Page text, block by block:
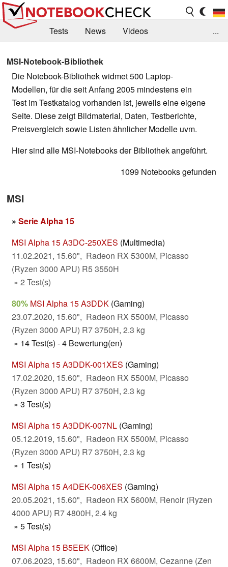
Tests News
Videos
Kaufberatung
Deals Suche
Jobs
Forum
...
MSI-Notebook-Bibliothek
Die Notebook-Bibliothek widmet 500 Laptop-
Modellen, für die seit Anfang 2005 mindestens ein
Test im Testkatalog vorhanden ist, jeweils eine eigene
Seite. Diese zeigt Bildmaterial, Daten, Testberichte,
Preisvergleich sowie Listen ähnlicher Modelle uvm.
Hier sind alle MSI-Notebooks der Bibliothek angeführt.
1099 Notebooks gefunden
MSI
» Serie Alpha 15
MSI Alpha 15 A3DC-250XES (Multimedia)
11.02.2021, 15.60", Radeon RX 5300M, Picasso
(Ryzen 3000 APU) R5 3550H
» 2 Test(s)
80% MSI Alpha 15 A3DDK (Gaming)
23.07.2020, 15.60", Radeon RX 5500M, Picasso
(Ryzen 3000 APU) R7 3750H, 2.3 kg
» 14 Test(s) - 4 Bewertung(en)
MSI Alpha 15 A3DDK-001XES (Gaming)
17.02.2020, 15.60", Radeon RX 5500M, Picasso
(Ryzen 3000 APU) R7 3750H, 2.3 kg
» 3 Test(s)
MSI Alpha 15 A3DDK-007NL (Gaming)
05.12.2019, 15.60", Radeon RX 5500M, Picasso
(Ryzen 3000 APU) R7 3750H, 2.3 kg
» 1 Test(s)
MSI Alpha 15 A4DEK-006XES (Gaming)
20.05.2021, 15.60", Radeon RX 5600M, Renoir (Ryzen
4000 APU) R7 4800H, 2.4 kg
» 5 Test(s)
MSI Alpha 15 B5EEK (Office)
07.06.2023, 15.60", Radeon RX 6600M, Cezanne (Zen